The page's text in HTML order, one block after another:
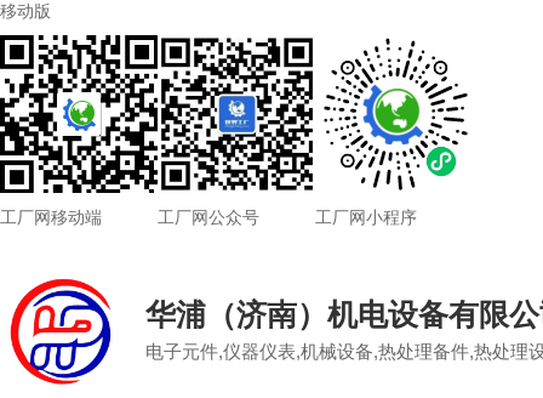
移动版
工厂网移动端 工厂网公众号 工厂网小程序
华浦（济南）机电设备有限
电子元件,仪器仪表,机械设备,热处理备件,热处理